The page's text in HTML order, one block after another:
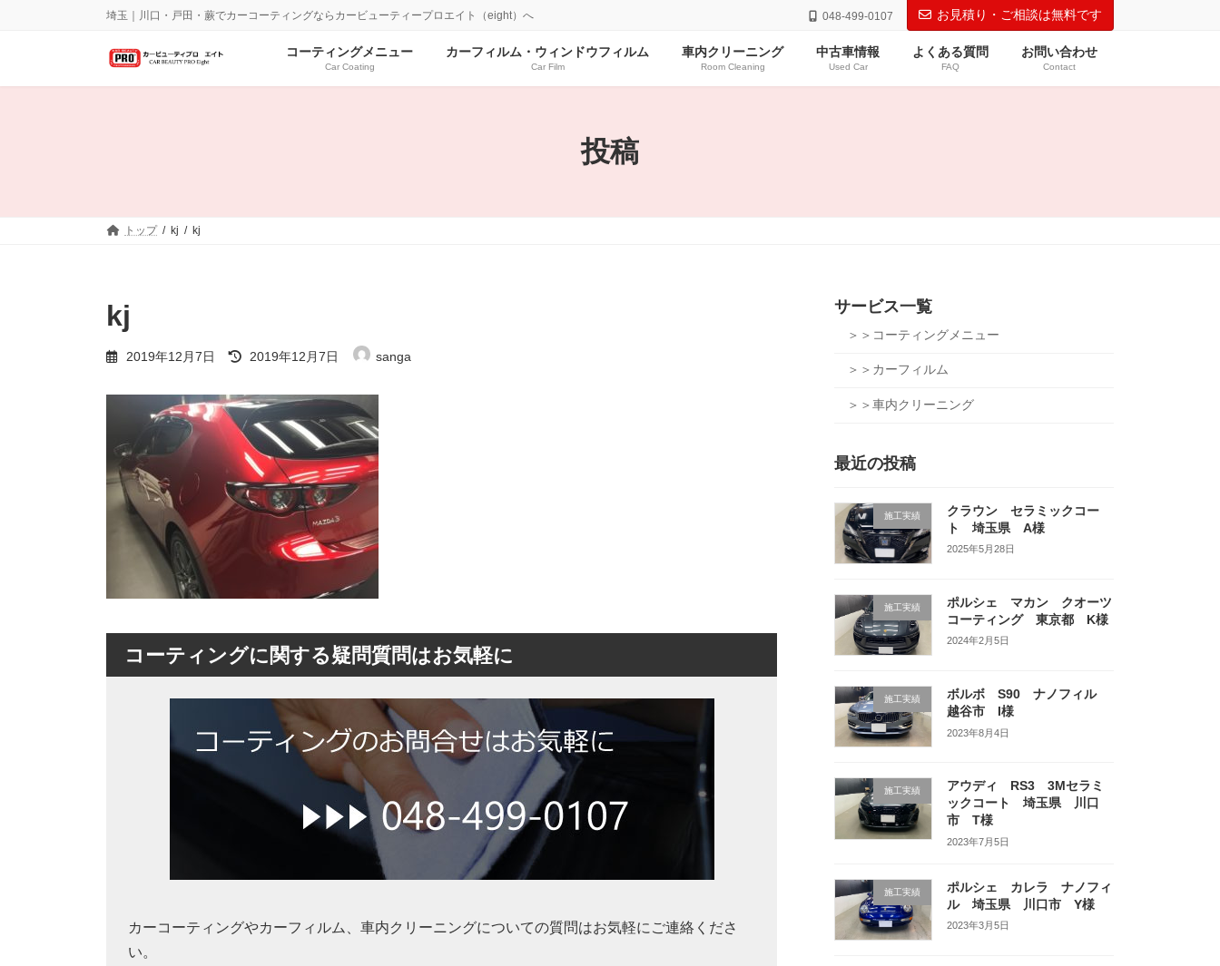
ツ
シ
埼玉｜川口・戸田・蕨でカーコーティングならカービューティープロエイト（eight）へ 048-499-0107 お見積り・ご相談は無料です
コーティングメニュー
Car Coating
カーフィルム・ウィンドウフィルム
Car Film
車内クリーニング
Room Cleaning
中古車情報
Used Car
よくある質問
FAQ
お問い合わせ
Contact
投稿
トップ kj kj
kj
2019年12月7日
最
終
新
日
時
:
2019年12月7日 sanga
コーティングに関する疑問質問はお気軽に
カーコーティングやカーフィルム、車内クリーニングについての質問はお気軽にご連絡くださ
い。
サービス一覧
＞＞コーティングメニュー
＞＞カーフィルム
＞＞車内クリーニング
最近の投稿
施工実績
クラウン セラミックコー
ト 埼玉県 A様
2025年5月28日
施工実績
ポルシェ マカン クオーツ
コーティング 東京都 K様
2024年2月5日
施工実績
ボルボ S90 ナノフィル
越谷市 I様
2023年8月4日
施工実績
アウディ RS3 3Mセラミ
ックコート 埼玉県 川口
市 T様
2023年7月5日
施工実績
ポルシェ カレラ ナノフィ
ル 埼玉県 川口市 Y様
2023年3月5日